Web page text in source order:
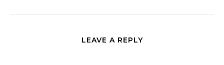
LEAVE A REPLY